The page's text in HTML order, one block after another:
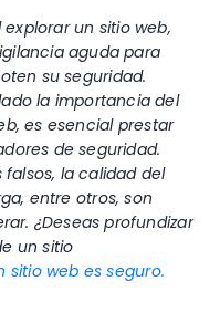
explorar un sitio web,
aguda para
su seguridad.
la importancia del
es esencial prestar
de seguridad.
la calidad del
entre otros, son
¿Deseas profundizar
un sitio
web es seguro.